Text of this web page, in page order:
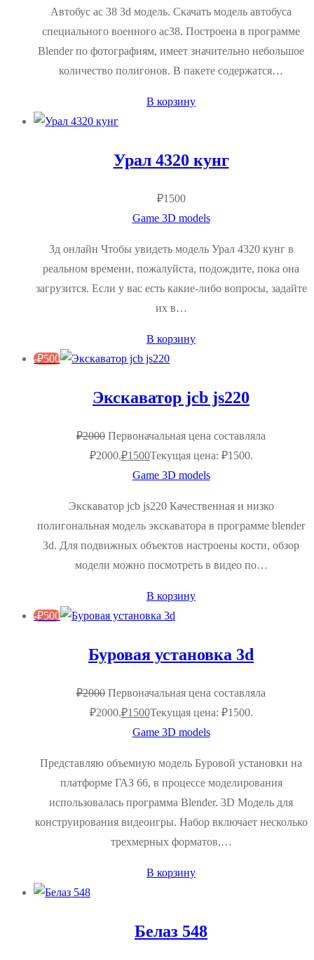
Автобус ас 38 3d модель. Скачать модель автобуса
специального военного ас38. Построена в программе
Blender по фотографиям, имеет значительно небольшое
количество полигонов. В пакете содержатся…
В корзину
Урал 4320 кунг
₽1500
Game 3D models
3д онлайн Чтобы увидеть модель Урал 4320 кунг в
реальном времени, пожалуйста, подождите, пока она
загрузится. Если у вас есть какие-либо вопросы, задайте
их в…
В корзину
-₽500
Экскаватор jcb js220
₽2000 Первоначальная цена составляла
₽2000.₽1500Текущая цена: ₽1500.
Game 3D models
Экскаватор jcb js220 Качественная и низко
полигональная модель экскаватора в программе blender
3d. Для подвижных объектов настроены кости, обзор
модели можно посмотреть в видео по…
В корзину
-₽500
Буровая установка 3d
₽2000 Первоначальная цена составляла
₽2000.₽1500Текущая цена: ₽1500.
Game 3D models
Представляю объемную модель Буровой установки на
платформе ГАЗ 66, в процессе моделирования
использовалась программа Blender. 3D Модель для
конструирования видеоигры. Набор включает несколько
трехмерных форматов,…
В корзину
Белаз 548